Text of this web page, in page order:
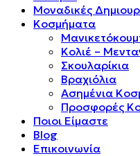
Μοναδικές
Κοσμήματα
Κολιέ –
Σκουλαρίκια
Βραχιόλια
Ασημένια
Προσφορές
Ποιοι Είμαστε
Blog
Επικοινωνία